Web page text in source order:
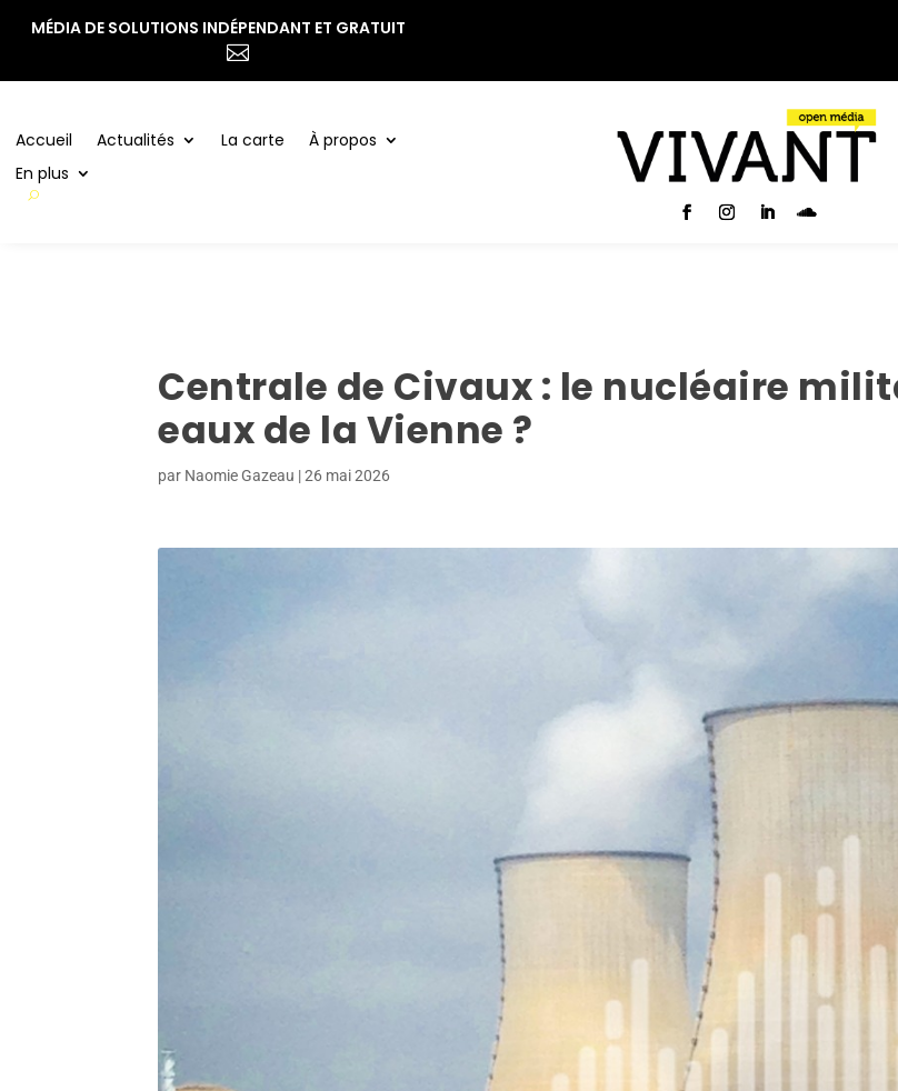
MÉDIA DE SOLUTIONS INDÉPENDANT ET GRATUIT

Accueil Actualités La carte
À propos
En plus
Accueil Actualités La carte
À propos
Centrale de Civaux : le nucléaire
eaux de la Vienne ?
par Naomie Gazeau |26 mai 2026